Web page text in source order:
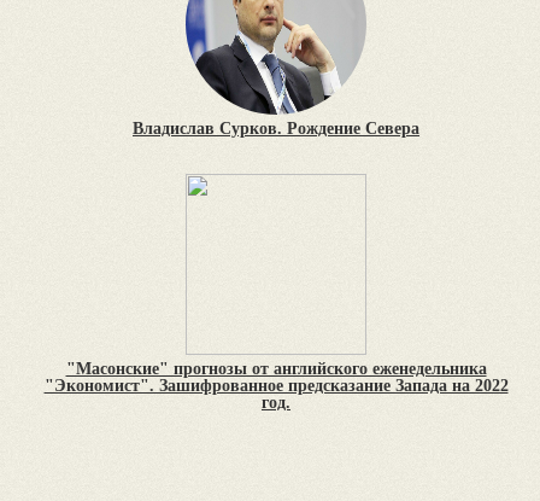
Владислав Сурков. Рождение Севера
"Масонские" прогнозы от английского еженедельника
"Экономист". Зашифрованное предсказание Запада на 2022
год.